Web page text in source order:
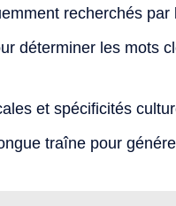
recherchés
déterminer les mots
et spécificités
traîne pour